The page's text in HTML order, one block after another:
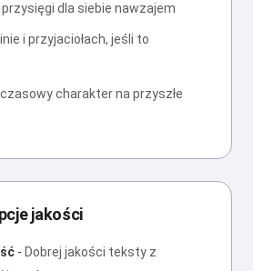
dla siebie nawzajem
i przyjaciołach, jeśli to
charakter na przyszłe
jakości
- Dobrej jakości teksty z